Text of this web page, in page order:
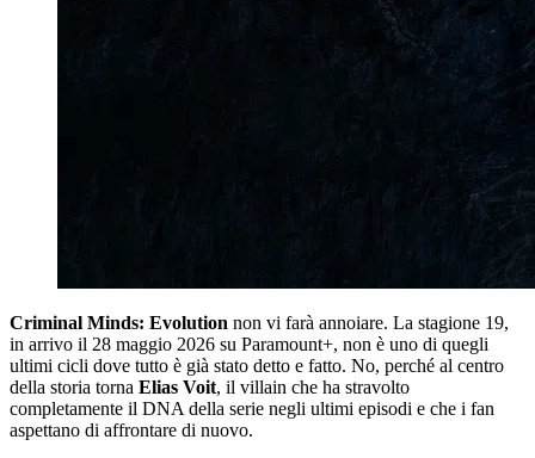
Criminal Minds: Evolution non vi farà annoiare. La stagione 19,
in arrivo il 28 maggio 2026 su Paramount+, non è uno di quegli
ultimi cicli dove tutto è già stato detto e fatto. No, perché al centro
della storia torna Elias Voit, il villain che ha stravolto
completamente il DNA della serie negli ultimi episodi e che i fan
aspettano di affrontare di nuovo.